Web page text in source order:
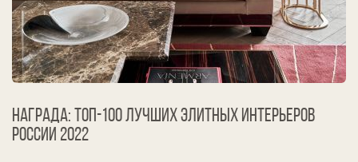
Награда: ТОП-100 лучших элитных интерьеров
России 2022